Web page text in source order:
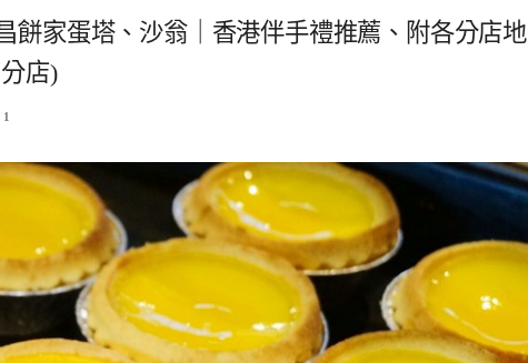
餅家蛋塔、沙翁｜香港伴手禮推薦、附各分店地
店)
1